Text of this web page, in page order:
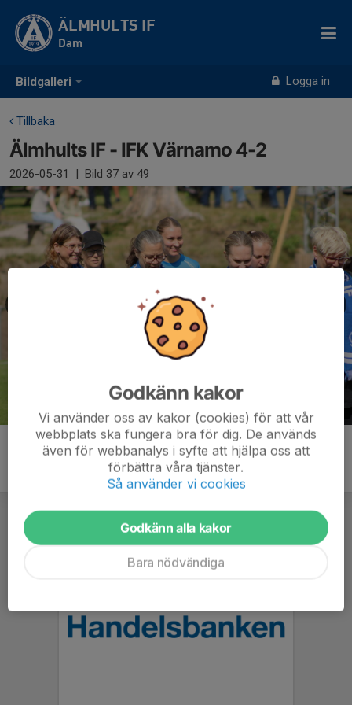
Bildgalleri Logga in
ÄLMHULTS IF
Dam
Tillbaka
Älmhults IF - IFK Värnamo 4-2
2026-05-31 | Bild 37 av 49
Godkänn kakor
Vi använder oss av kakor (cookies) för att vår
webbplats ska fungera bra för dig. De används
även för webbanalys i syfte att hjälpa oss att
förbättra våra tjänster.
Så använder vi cookies
Godkänn alla kakor
Bara nödvändiga